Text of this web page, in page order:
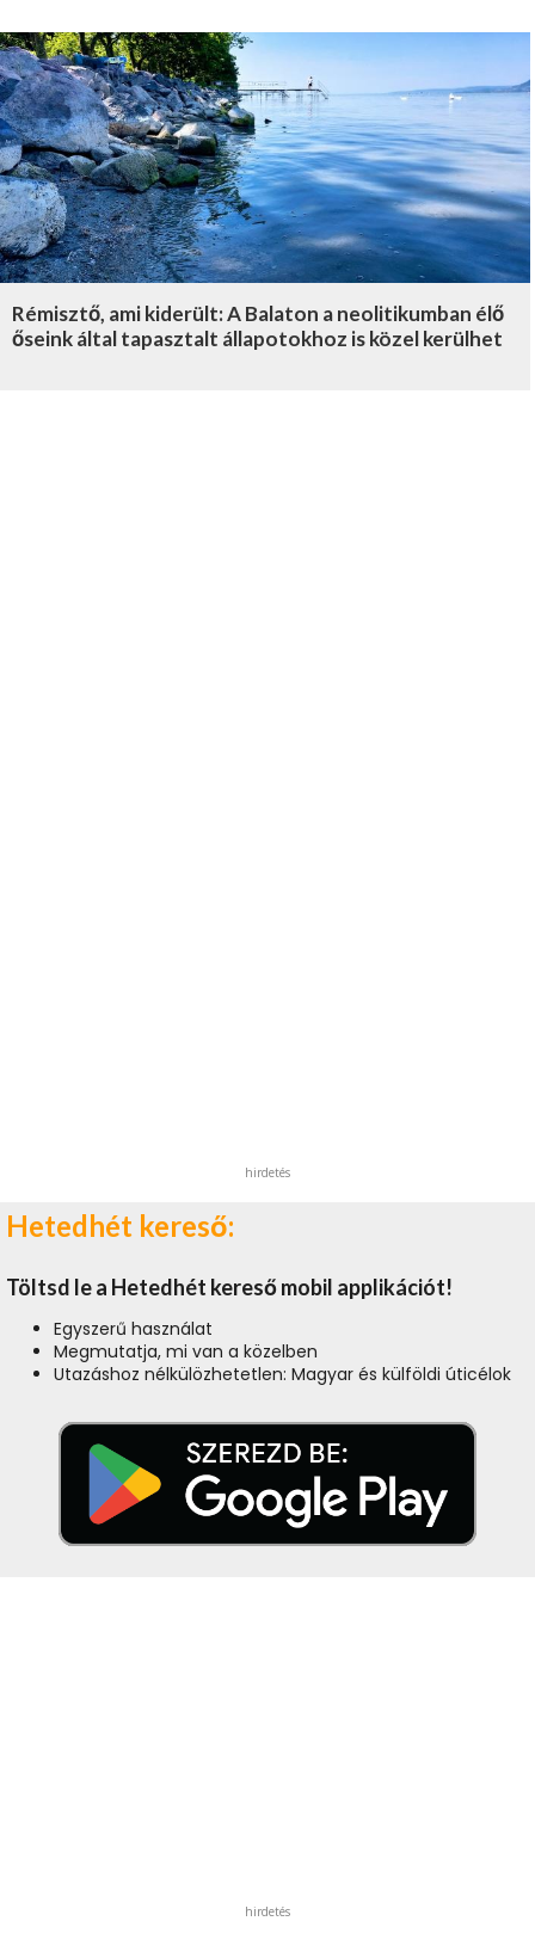
Rémisztő, ami kiderült: A Balaton a neolitikumban élő
őseink által tapasztalt állapotokhoz is közel kerülhet
hirdetés
Hetedhét kereső:
Töltsd le a Hetedhét kereső mobil applikációt!
Egyszerű használat
Megmutatja, mi van a közelben
Utazáshoz nélkülözhetetlen: Magyar és külföldi úticélok
hirdetés